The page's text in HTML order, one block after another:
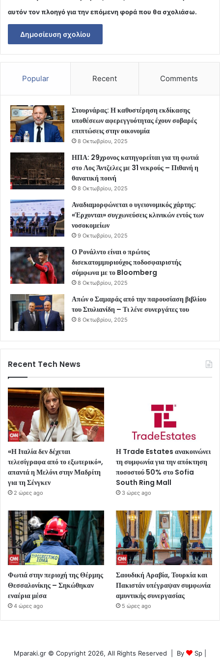
αυτόν τον πλοηγό για την επόμενη φορά που θα σχολιάσω.
Popular Recent Comments
Στουρνάρας: Η καθυστέρηση εκδίκασης
υποθέσεων αφερεγγυότητας έχουν σοβαρές
επιπτώσεις στην οικονομία
8 Οκτωβρίου, 2025
ΗΠΑ: 29χρονος κατηγορείται για τη φωτιά
στο Λος Άντζελες με 31 νεκρούς – Πιθανή η
θανατική ποινή
8 Οκτωβρίου, 2025
Αναδιαμορφώνεται ο υγειονομικός χάρτης:
«Έρχονται» συγχωνεύσεις κλινικών εντός των
νοσοκομείων
9 Οκτωβρίου, 2025
Ο Ρονάλντο είναι ο πρώτος
δισεκατομμυριούχος ποδοσφαιριστής
σύμφωνα με το Bloomberg
8 Οκτωβρίου, 2025
Απών ο Σαμαράς από την παρουσίαση βιβλίου
του Στυλιανίδη – Τι λένε συνεργάτες του
8 Οκτωβρίου, 2025
Recent Tech News
«Η Ιταλία δεν δέχεται
τελεσίγραφα από το εξωτερικό»,
απαντά η Μελόνι στην Μαδρίτη
για τη Σένγκεν
2 ώρες ago
Η Trade Estates ανακοινώνει
τη συμφωνία για την απόκτηση
ποσοστού 50% στο Sofia
South Ring Mall
3 ώρες ago
Φωτιά στην περιοχή της Θέρμης
Θεσσαλονίκης – Σηκώθηκαν
εναέρια μέσα
4 ώρες ago
Σαουδική Αραβία, Τουρκία και
Πακιστάν υπέγραψαν συμφωνία
αμυντικής συνεργασίας
5 ώρες ago
Mparaki.gr © Copyright 2026, All Rights Reserved | By Sp